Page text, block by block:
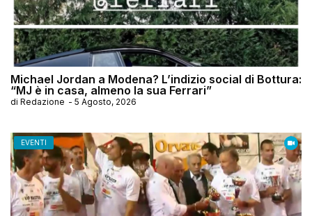
Michael Jordan a Modena? L’indizio social di Bottura:
“MJ è in casa, almeno la sua Ferrari”
di Redazione - 5 Agosto, 2026
EVENTI